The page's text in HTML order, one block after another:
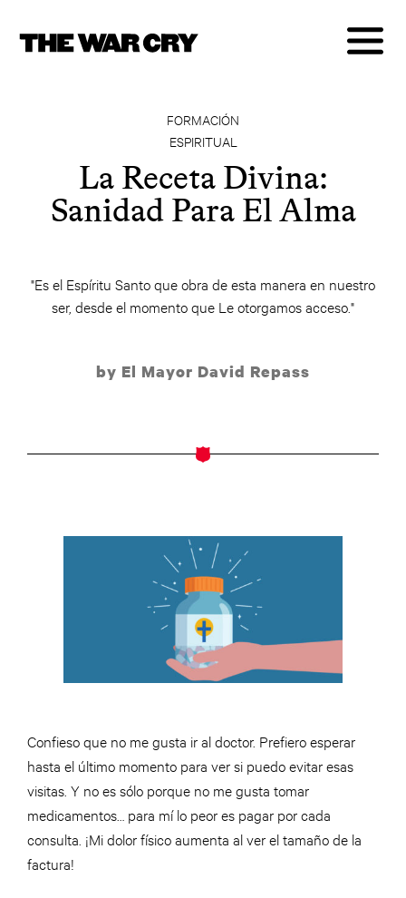
FORMACIÓN
ESPIRITUAL
La Receta Divina:
Sanidad Para El Alma
"Es el Espíritu Santo que obra de esta manera en nuestro
ser, desde el momento que Le otorgamos acceso."
by El Mayor David Repass
Confieso que no me gusta ir al doctor. Prefiero esperar
hasta el último momento para ver si puedo evitar esas
visitas. Y no es sólo porque no me gusta tomar
medicamentos… para mí lo peor es pagar por cada
consulta. ¡Mi dolor físico aumenta al ver el tamaño de la
factura!